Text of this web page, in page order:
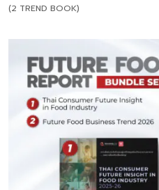
(2 TREND BOOK)